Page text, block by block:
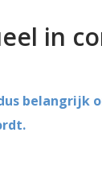
in
belangrijk